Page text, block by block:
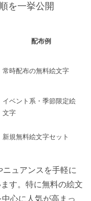
を一挙公開
配布例
常時配布の無料絵文字
イベント系・季節限定絵
文字
新規無料絵文字セット
ュアンスを手軽に
す。特に無料の絵文
心に人気が高まっ